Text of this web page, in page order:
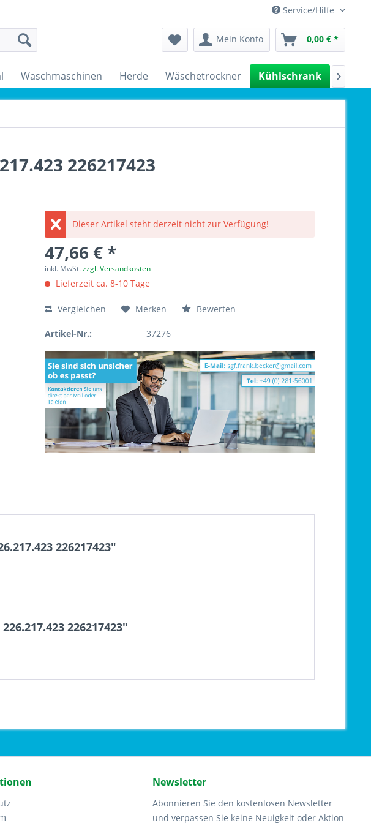
Service/Hilfe
Mein Konto 0,00 € *
Waschmaschinen Herde Wäschetrockner Kühlschrank 
226217423
Dieser Artikel steht derzeit nicht zur Verfügung!
47,66 € *
inkl. MwSt.zzgl. Versandkosten
Lieferzeit ca. 8-10 Tage
Vergleichen Merken Bewerten
Artikel-Nr.: 37276
226217423"
226217423"
Newsletter
Abonnieren Sie den kostenlosen Newsletter
und verpassen Sie keine Neuigkeit oder Aktion